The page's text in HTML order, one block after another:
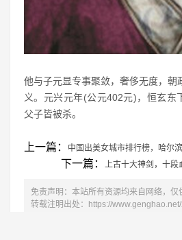
他与子元显专事聚敛，奢侈无度，朝
义。元兴元年(公元402元)，恒玄东
父子皆被杀。
上一篇： 中国出美女城市排行榜，哈尔
下一篇： 上古十大神剑，十段
免责声明：本站所有资源均来自网络，仅
转载注明出处：
https://